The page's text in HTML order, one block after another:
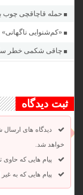
حمله قاچاقچی چوب با
«کم‌شنوایی ناگهانی»
چاقی شکمی خطر سکته
ثبت دیدگاه
دیدگاه های ارسال
خواهد شد.
پیام هایی که حاوی
پیام هایی که به غیر